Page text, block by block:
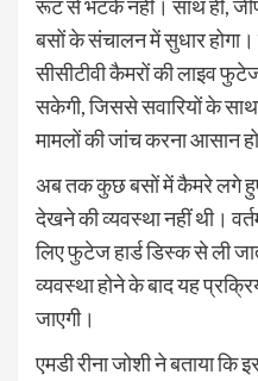
रूट से भटकें नहीं। साथ ही,
बसों के संचालन में सुधार
सीसीटीवी कैमरों की लाइव
सकेगी, जिससे सवारियों के
मामलों की जांच करना आसान
अब तक कुछ बसों में कैमरे लगे
देखने की व्यवस्था नहीं थी।
लिए फुटेज हार्ड डिस्क से ली
व्यवस्था होने के बाद यह
जाएगी।
एमडी रीना जोशी ने बताया